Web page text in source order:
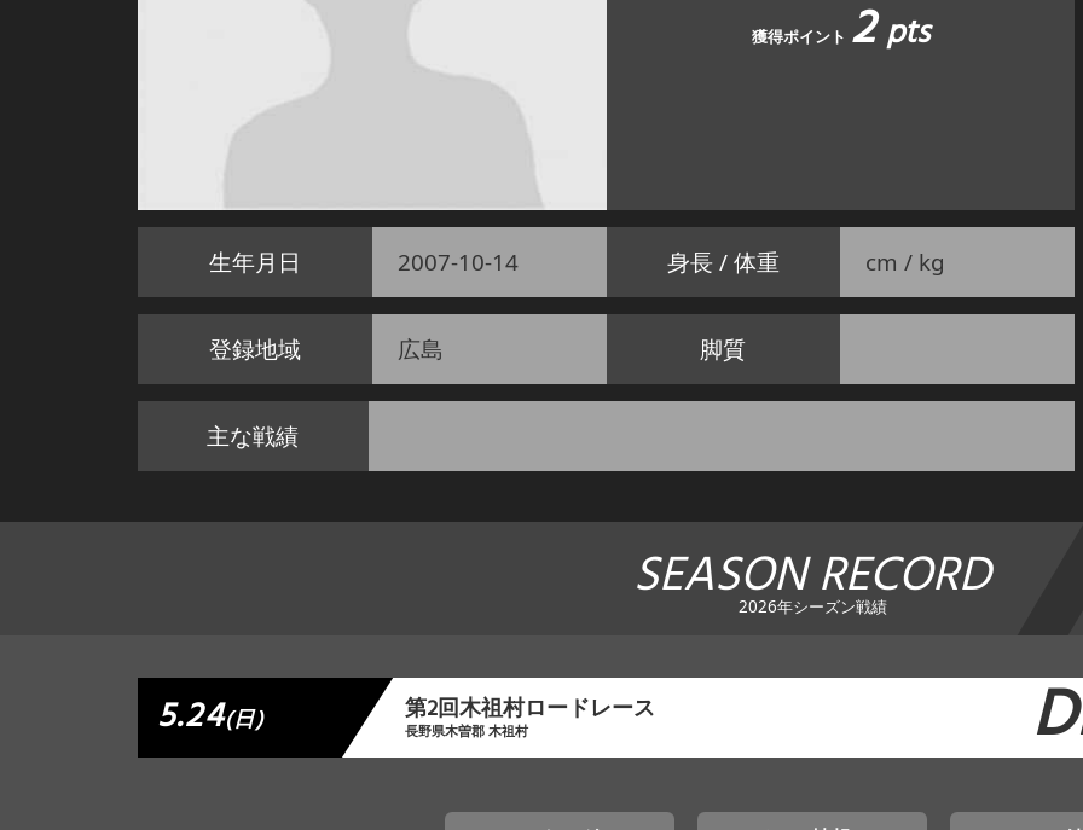
獲得ポイント 2pts
生年月日 2007-10-14 身長 / 体重 cm / kg
登録地域 広島 脚質
主な戦績
SEASON RECORD
2026年シーズン戦績
5.24(日) 第2回木祖村ロードレース
長野県木曽郡 木祖村